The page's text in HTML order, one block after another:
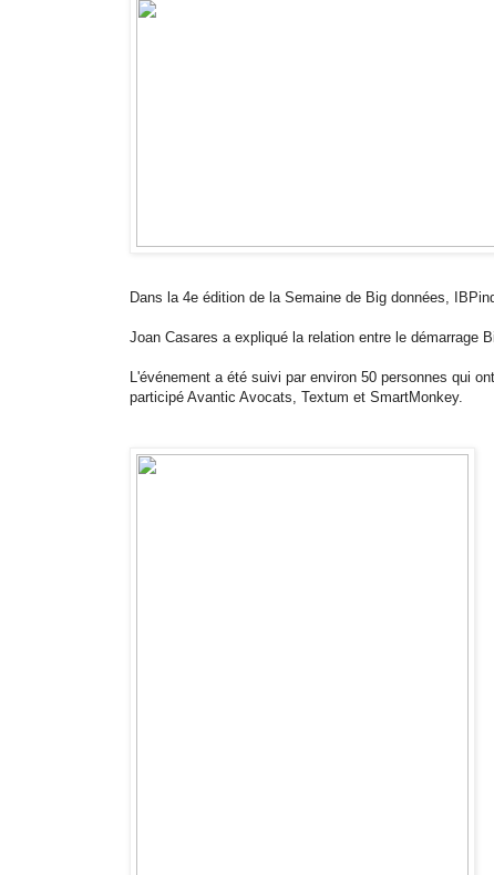
Dans la 4e édition de la Semaine de Big données,
Joan Casares a expliqué la relation entre le démarrage
L'événement a été suivi par environ 50 personnes qui
participé Avantic Avocats, Textum et SmartMonkey.